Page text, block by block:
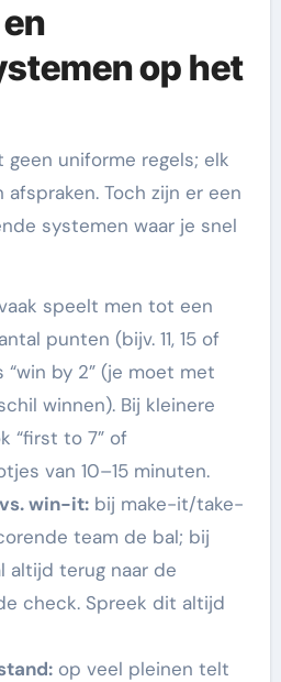
op het
uniforme regels; elk
Toch zijn er een
systemen waar je snel
speelt men tot een
punten (bijv. 11, 15 of
“win by 2” (je moet met
winnen). Bij kleinere
“first to 7” of
van 10–15 minuten.
win-it:bij make-it/take-
team de bal; bij
altijd terug naar de
check. Spreek dit altijd
op veel pleinen telt